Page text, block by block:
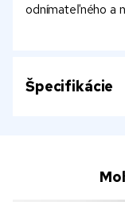
odnímateľného a
Špecifikácie